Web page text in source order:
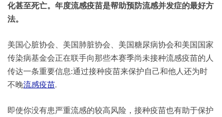
化甚至死亡。年度流感疫苗是帮助预防流感并发症的最好方
法。
美国心脏协会、美国肺脏协会、美国糖尿病协会和美国国家
传染病基金会正在联手向那些本赛季尚未接种流感疫苗的人
传达一条重要信息:通过接种疫苗来保护自己和他人还为时
不晚流感疫苗.
即使你没有患严重流感的较高风险，接种疫苗也有助于保护